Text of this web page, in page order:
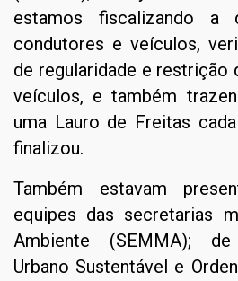
estamos fiscalizando a
condutores e veículos,
de regularidade e restrição
veículos, e também
uma Lauro de Freitas
finalizou.
Também estavam
equipes das secretarias
Ambiente (SEMMA); de
Urbano Sustentável e